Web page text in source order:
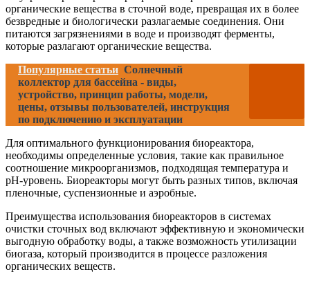
органические вещества в сточной воде, превращая их в более
безвредные и биологически разлагаемые соединения. Они
питаются загрязнениями в воде и производят ферменты,
которые разлагают органические вещества.
Популярные статьи Солнечный
коллектор для бассейна - виды,
устройство, принцип работы, модели,
цены, отзывы пользователей, инструкция
по подключению и эксплуатации
Для оптимального функционирования биореактора,
необходимы определенные условия, такие как правильное
соотношение микроорганизмов, подходящая температура и
рН-уровень. Биореакторы могут быть разных типов, включая
пленочные, суспензионные и аэробные.
Преимущества использования биореакторов в системах
очистки сточных вод включают эффективную и экономически
выгодную обработку воды, а также возможность утилизации
биогаза, который производится в процессе разложения
органических веществ.